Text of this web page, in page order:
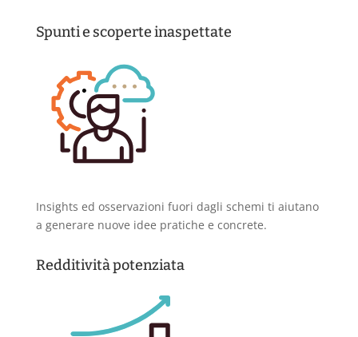
Spunti e scoperte inaspettate
Insights ed osservazioni fuori dagli schemi ti aiutano
a generare nuove idee pratiche e concrete.
Redditività potenziata